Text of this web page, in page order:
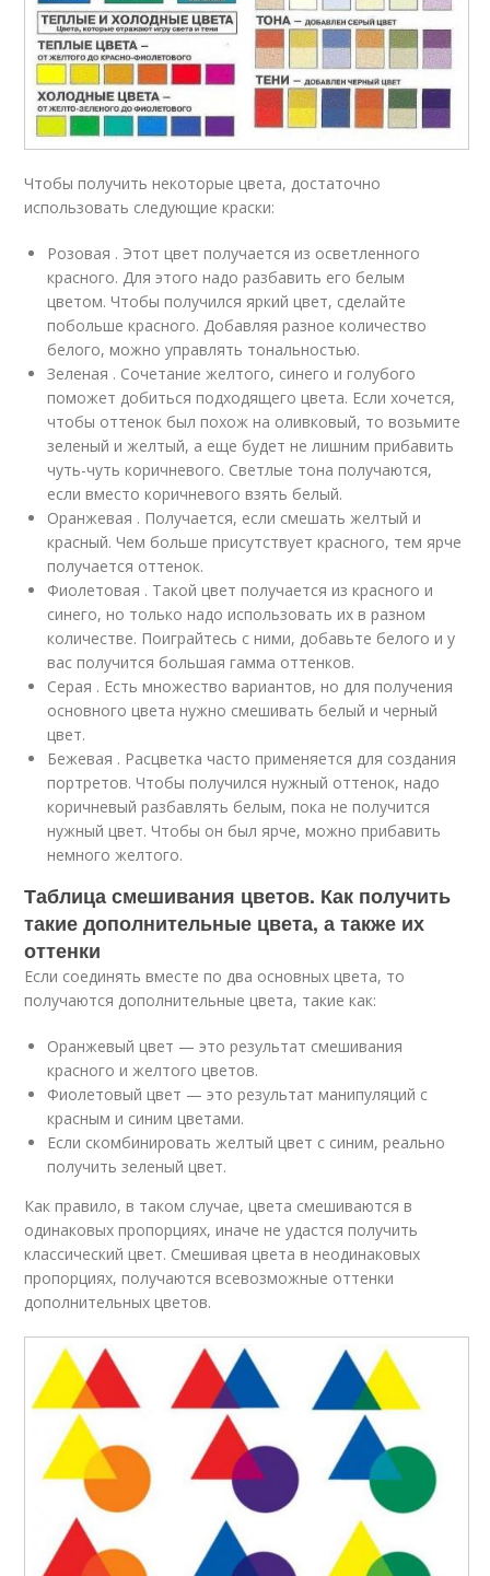
Чтобы получить некоторые цвета, достаточно
использовать следующие краски:
Розовая . Этот цвет получается из осветленного
красного. Для этого надо разбавить его белым
цветом. Чтобы получился яркий цвет, сделайте
побольше красного. Добавляя разное количество
белого, можно управлять тональностью.
Зеленая . Сочетание желтого, синего и голубого
поможет добиться подходящего цвета. Если хочется,
чтобы оттенок был похож на оливковый, то возьмите
зеленый и желтый, а еще будет не лишним прибавить
чуть-чуть коричневого. Светлые тона получаются,
если вместо коричневого взять белый.
Оранжевая . Получается, если смешать желтый и
красный. Чем больше присутствует красного, тем ярче
получается оттенок.
Фиолетовая . Такой цвет получается из красного и
синего, но только надо использовать их в разном
количестве. Поиграйтесь с ними, добавьте белого и у
вас получится большая гамма оттенков.
Серая . Есть множество вариантов, но для получения
основного цвета нужно смешивать белый и черный
цвет.
Бежевая . Расцветка часто применяется для создания
портретов. Чтобы получился нужный оттенок, надо
коричневый разбавлять белым, пока не получится
нужный цвет. Чтобы он был ярче, можно прибавить
немного желтого.
Таблица смешивания цветов. Как получить
такие дополнительные цвета, а также их
оттенки
Если соединять вместе по два основных цвета, то
получаются дополнительные цвета, такие как:
Оранжевый цвет — это результат смешивания
красного и желтого цветов.
Фиолетовый цвет — это результат манипуляций с
красным и синим цветами.
Если скомбинировать желтый цвет с синим, реально
получить зеленый цвет.
Как правило, в таком случае, цвета смешиваются в
одинаковых пропорциях, иначе не удастся получить
классический цвет. Смешивая цвета в неодинаковых
пропорциях, получаются всевозможные оттенки
дополнительных цветов.